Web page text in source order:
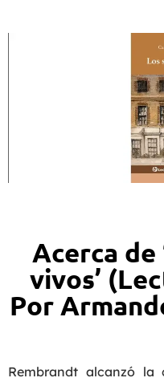
Acerca de
vivos’
Por
Rembrandt alcanzó la